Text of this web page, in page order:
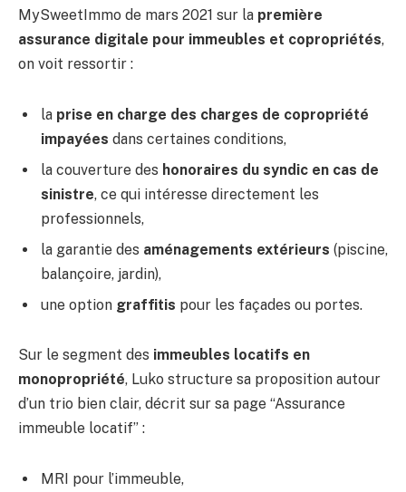
MySweetImmo de mars 2021 sur la première
assurance digitale pour immeubles et copropriétés,
on voit ressortir :
la prise en charge des charges de copropriété
impayées dans certaines conditions,
la couverture des honoraires du syndic en cas de
sinistre, ce qui intéresse directement les
professionnels,
la garantie des aménagements extérieurs (piscine,
balançoire, jardin),
une option graffitis pour les façades ou portes.
Sur le segment des immeubles locatifs en
monopropriété, Luko structure sa proposition autour
d’un trio bien clair, décrit sur sa page “Assurance
immeuble locatif” :
MRI pour l’immeuble,